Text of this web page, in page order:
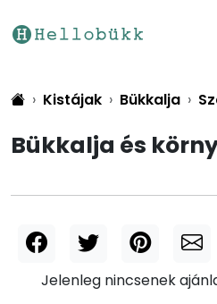
Kistájak Bükkalja
Bükkalja és
Jelenleg nincsenek